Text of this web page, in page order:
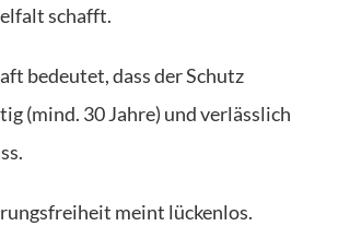
schafft.
bedeutet, dass der Schutz
(mind. 30 Jahre) und verlässlich
meint lückenlos.